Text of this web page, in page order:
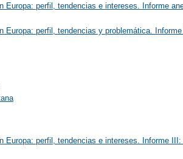
perfil, tendencias e intereses. Informe
perfil, tendencias y problemática.
perfil, tendencias e intereses. Informe